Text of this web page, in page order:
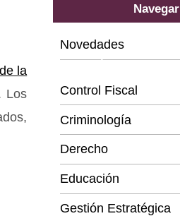
la
Los
Navegar
Novedades
Categorías
Control Fiscal
Criminología
Derecho
Educación
Gestión Estratégica